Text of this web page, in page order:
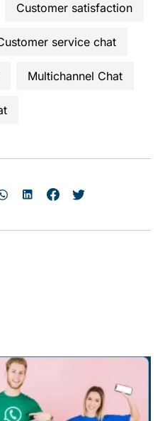
customer satisfaction
customer service chat
Multichannel Chat